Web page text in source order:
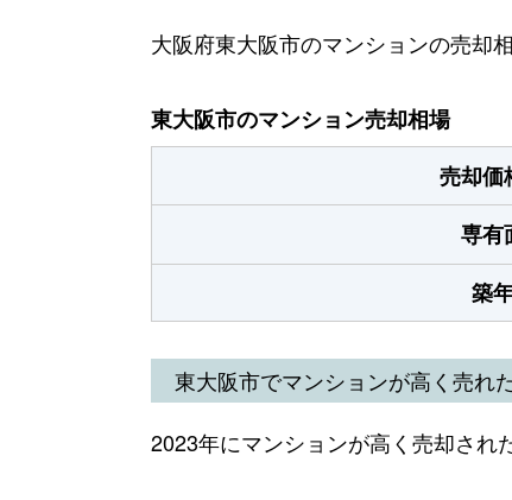
大阪府東大阪市のマンションの売却
東大阪市のマンション売却相場
売却価
専有
築
東大阪市でマンションが高く売れ
2023年にマンションが高く売却され